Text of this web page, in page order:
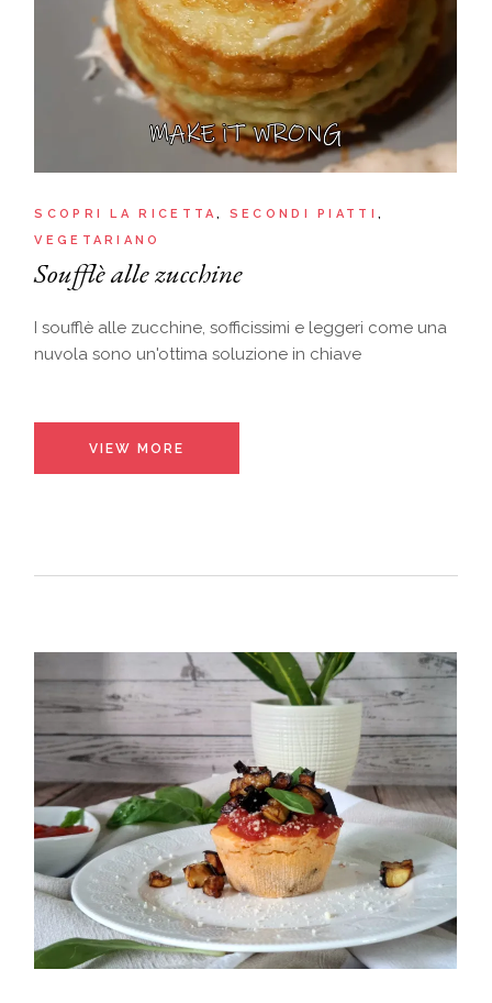
SCOPRI LA RICETTA
SECONDI PIATTI
VEGETARIANO
Soufflè alle zucchine
I soufflè alle zucchine, sofficissimi e leggeri come una
nuvola sono un'ottima soluzione in chiave
VIEW MORE